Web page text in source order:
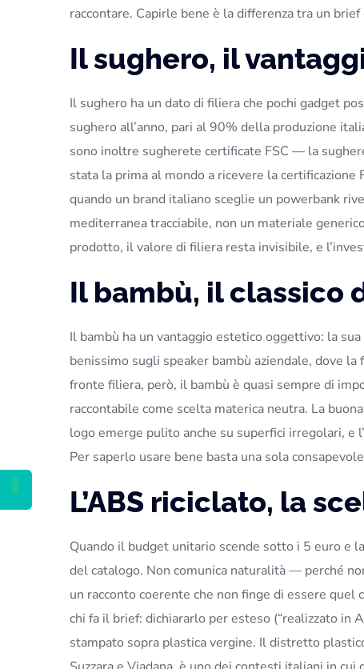
raccontare. Capirle bene è la differenza tra un
Il sughero, il
Il sughero ha un dato di filiera che pochi gadget
sughero all’anno, pari al 90% della produzione
sono inoltre sugherete certificate FSC — la
stata la prima al mondo a ricevere la
quando un brand italiano sceglie un powerbank
mediterranea tracciabile, non un materiale
prodotto, il valore di filiera resta invisibile, e
Il bambù, il classico
Il bambù ha un vantaggio estetico oggettivo: la
benissimo sugli speaker bambù aziendale, dove
fronte filiera, però, il bambù è quasi sempre di
raccontabile come scelta materica neutra. La
logo emerge pulito anche su superfici irregolari, e
Per saperlo usare bene basta una sola
L’ABS riciclato, la
Quando il budget unitario scende sotto i 5 euro e
del catalogo. Non comunica naturalità — perché
un racconto coerente che non finge di essere quel
chi fa il brief: dichiararlo per esteso (“realizzato in
stampato sopra plastica vergine. Il distretto